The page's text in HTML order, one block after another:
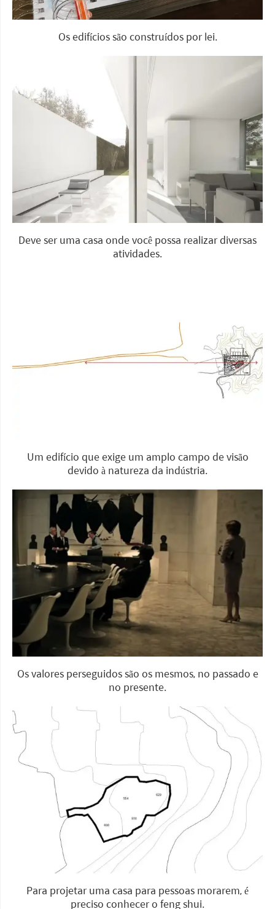
Os edifícios são construídos por lei.
Deve ser uma casa onde você possa realizar diversas
atividades.
Um edifício que exige um amplo campo de visão
devido à natureza da indústria.
Os valores perseguidos são os mesmos, no passado e
no presente.
Para projetar uma casa para pessoas morarem, é
preciso conhecer o feng shui.